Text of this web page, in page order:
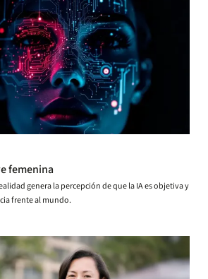
femenina
genera la percepción de que la IA es objetiva y
frente al mundo.